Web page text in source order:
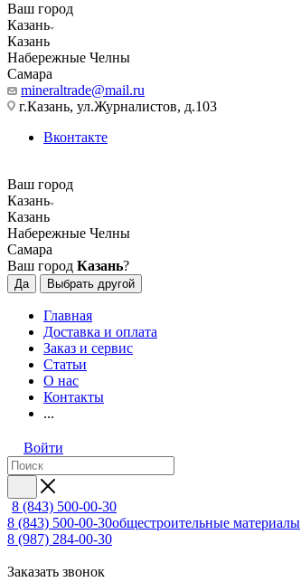
Ваш город
Казань
Казань
Набережные Челны
Самара
mineraltrade@mail.ru
г.Казань, ул.Журналистов, д.103
Вконтакте
Ваш город
Казань
Казань
Набережные Челны
Самара
Ваш город Казань?
Да Выбрать другой
Главная
Доставка и оплата
Заказ и сервис
Статьи
О нас
Контакты
...
Войти
8 (843) 500-00-30
8 (843) 500-00-30общестроительные материалы
8 (987) 284-00-30
Заказать звонок